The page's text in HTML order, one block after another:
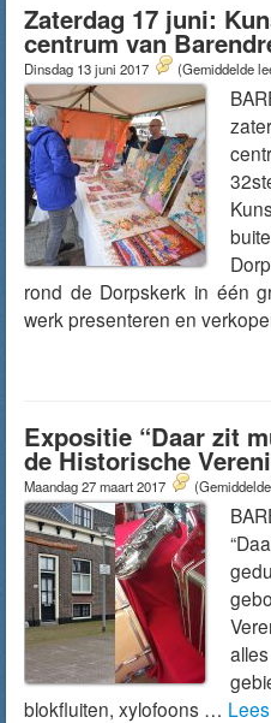
Zaterdag 17 juni:
centrum van
Dinsdag 13 juni 2017 (Gemiddelde
rond de Dorpskerk in één
werk presenteren en
Expositie “Daar zit
de Historische
Maandag 27 maart 2017
blokfluiten, xylofoons …